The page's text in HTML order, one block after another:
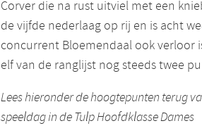
Corver die na rust uitviel met een
de vijfde nederlaag op rij en is acht
concurrent Bloemendaal ook verloor
elf van de ranglijst nog steeds twee
Lees hieronder de hoogtepunten terug
speeldag in de Tulp Hoofdklasse Dames